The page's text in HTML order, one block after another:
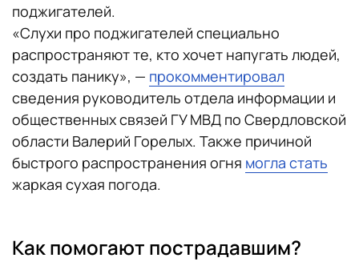
поджигателей.
«Слухи про поджигателей специально
распространяют те, кто хочет напугать людей,
создать панику», — прокомментировал
сведения руководитель отдела информации и
общественных связей ГУ МВД по Свердловской
области Валерий Горелых. Также причиной
быстрого распространения огня могла стать
жаркая сухая погода.
Как помогают пострадавшим?